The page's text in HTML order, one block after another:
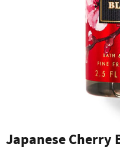
Japanese Cherry